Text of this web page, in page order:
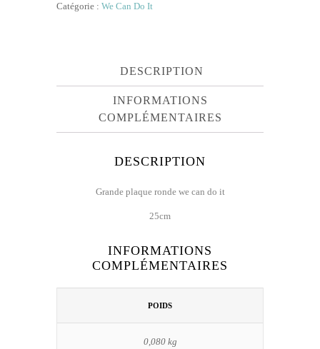
PLAQUE
Catégorie : We Can Do It
DESCRIPTION
INFORMATIONS
COMPLÉMENTAIRES
DESCRIPTION
Grande plaque ronde we can do it
25cm
INFORMATIONS
COMPLÉMENTAIRES
POIDS
0,080 kg